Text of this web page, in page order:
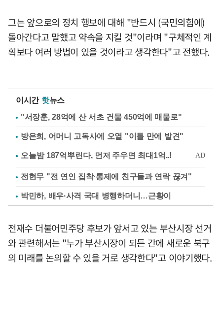
그는 앞으로의 정치 행보에 대해 "반드시 (국민의힘에)
돌아간다고 말했고 약속을 지킬 것"이라며 "구체적인 계
획보다 여러 방법이 있을 것이라고 생각한다"고 전했다.
이시간 핫뉴스
"서장훈, 28억에 산 서초 건물 450억에 매물로"
방은희, 어머니 고독사에 오열 "이틀 만에 발견"
전현무 "전 연인 집착·통제에 친구들과 연락 끊겨"
박민하, 배우·사격 국대 병행하더니…근황이
전재수 더불어민주당 후보가 앞서고 있는 부산시장 선거
와 관련해서는 "누가 부산시장이 되든 간에 새로운 북구
의 미래를 논의할 수 있을 거로 생각한다"고 이야기했다.